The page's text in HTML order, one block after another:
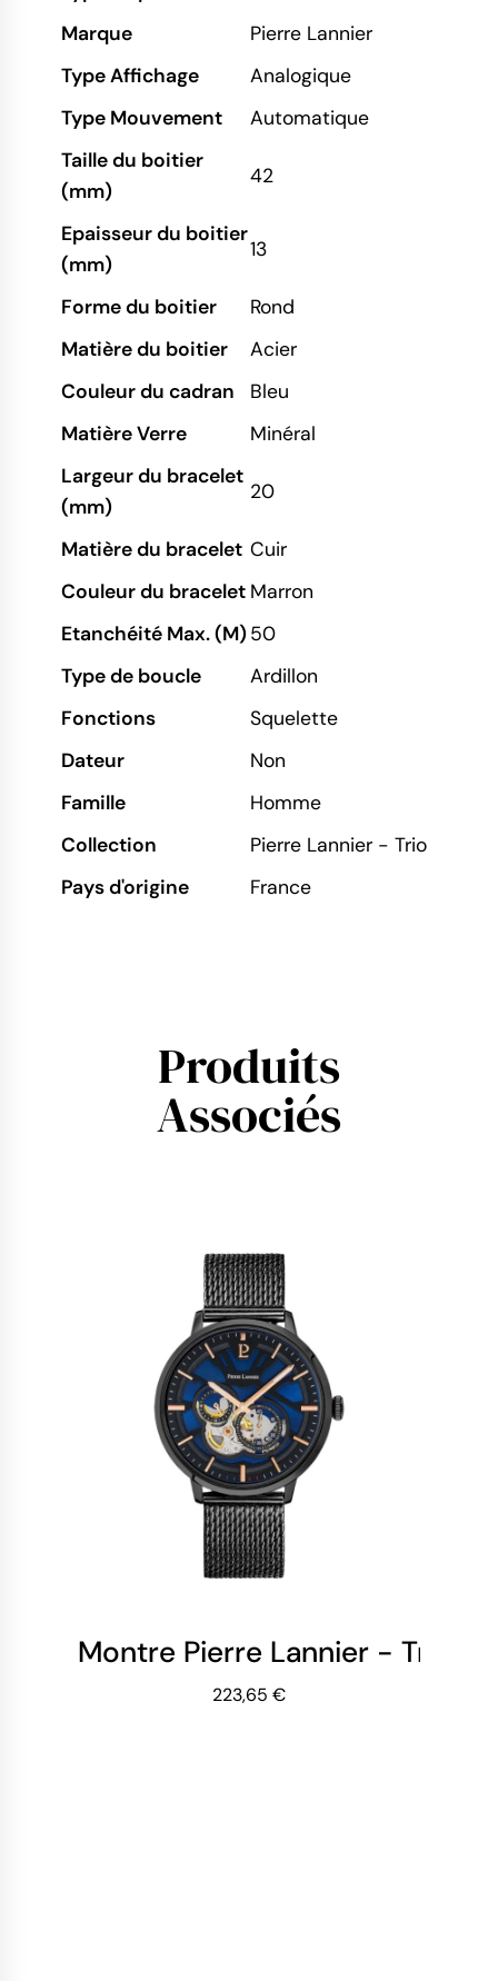
Marque
Pierre Lannier
Type Affichage
Analogique
Type Mouvement
Automatique
Taille du boitier
(mm)
42
Epaisseur du boitier
(mm)
13
Forme du boitier
Rond
Matière du boitier
Acier
Couleur du cadran
Bleu
Matière Verre
Minéral
Largeur du bracelet
(mm)
20
Matière du bracelet Cuir
Couleur du bracelet Marron
Etanchéité Max. (M)50
Type de boucle
Ardillon
Fonctions
Squelette
Dateur
Non
Famille
Homme
Collection
Pierre Lannier - Trio
Pays d'origine
France
Produits
Associés
Montre Pierre Lannier - Trio -
223,65 €